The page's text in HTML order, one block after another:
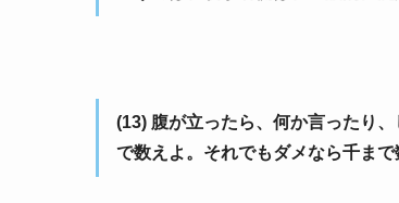
(13) 腹が立ったら、何か言ったり
で数えよ。それでもダメなら千まで